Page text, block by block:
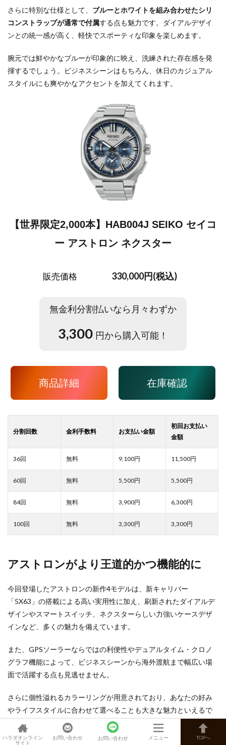
さらに特別な仕様として、 ブルーとホワイトを組み合わせたシリ
コンストラップが通常で付属する点も魅力です。ダイアルデザイ
ンとの統一感が高く、軽快でスポーティな印象を楽しめます。
腕元では鮮やかなブルーが印象的に映え、洗練された存在感を発
揮するでしょう。ビジネスシーンはもちろん、休日のカジュアル
スタイルにも爽やかなアクセントを加えてくれます。
【世界限定2,000本】HAB004J SEIKO セイコ
ー アストロン ネクスター
販売価格 330,000円(税込)
無金利分割払いなら月々わずか
3,300 円から購入可能！
商品詳細 在庫確認
9,100 11,500
5,500 5,500
3,900 6,300
3,300 3,300
アストロンがより王道的かつ機能的に
今回登場したアストロンの新作4モデルは、新キャリバー
「5X63」の搭載による高い実用性に加え、刷新されたダイアルデ
ザインやスマートスイッチ、ネクスターらしい力強いケースデザ
インなど、多くの魅力を備えています。
また、GPSソーラーならではの利便性やデュアルタイム・クロノ
グラフ機能によって、ビジネスシーンから海外渡航まで幅広い場
面で活躍する点も見逃せません。
さらに個性溢れるカラーリングが用意されており、あなたの好み
やライフスタイルに合わせて選べることも大きな魅力といえるで
しょう。
ハラダオンライン
サイト
お問い合わせ お問い合わせ メニュー TOPへ